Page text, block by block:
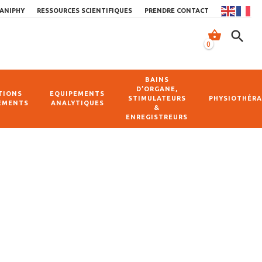
0
shopping_basket search
RESSOURCES SCIENTIFIQUES PRENDRE CONTACT
EQUIPEMENTS
ANALYTIQUES
BAINS
D’ORGANE,
STIMULATEURS
&
ENREGISTREURS